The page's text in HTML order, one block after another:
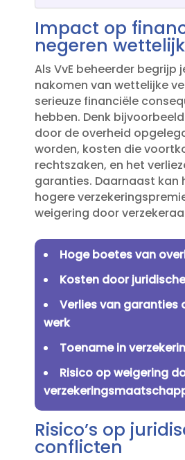
Impact op
negeren
Als VvE beheerder begrijp
nakomen van wettelijke
serieuze financiële
hebben.​ Denk
door de overheid
worden, kosten die
rechtszaken, en het
garanties.​ Daarnaast kan
hogere
weigering door
Hoge boetes van
Kosten door
Verlies van garanties
werk
Toename in
Risico op weigering
Risico’s op
conflicten